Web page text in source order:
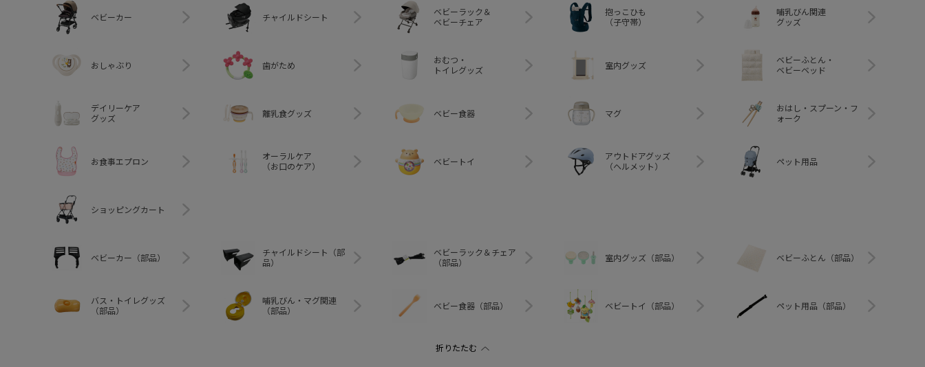
ベビーカー チャイルドシート
ベビーラック＆
ベビーチェア
抱っこひも
（子守帯）
哺乳びん関連
グッズ
おしゃぶり 歯がため
おむつ・
トイレグッズ
室内グッズ
ベビーふとん・
ベビーベッド
デイリーケア
グッズ
離乳食グッズ ベビー食器 マグ
おはし・スプーン・フ
ォーク
お食事エプロン
オーラルケア
（お口のケア）
ベビートイ
アウトドアグッズ
（ヘルメット）
ペット用品
ショッピングカート
ベビーカー（部品）
チャイルドシート（部
品）
ベビーラック＆チェア
（部品）
室内グッズ（部品） ベビーふとん（部品）
バス・トイレグッズ
（部品）
哺乳びん・マグ関連
（部品）
ベビー食器（部品） ベビートイ（部品） ペット用品（部品）